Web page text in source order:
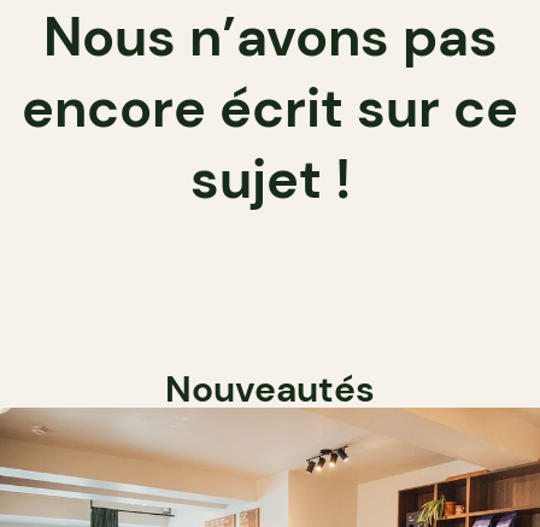
Nous n’avons pas
encore écrit sur ce
sujet !
Nouveautés